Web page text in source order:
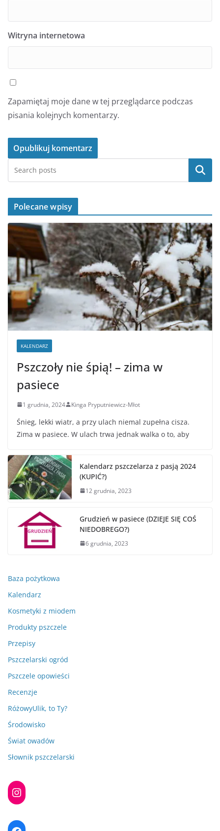
Witryna internetowa
Zapamiętaj moje dane w tej przeglądarce podczas
pisania kolejnych komentarzy.
Szukaj
Polecane wpisy
KALENDARZ
Pszczoły nie śpią! – zima w
pasiece
1 grudnia, 2024 Kinga Pryputniewicz-Młot
Śnieg, lekki wiatr, a przy ulach niemal zupełna cisza.
Zima w pasiece. W ulach trwa jednak walka o to, aby
Kalendarz pszczelarza z pasją 2024
(KUPIĆ?)
12 grudnia, 2023
Grudzień w pasiece (DZIEJE SIĘ COŚ
NIEDOBREGO?)
6 grudnia, 2023
Baza pożytkowa
Kalendarz
Kosmetyki z miodem
Produkty pszczele
Przepisy
Pszczelarski ogród
Pszczele opowieści
Recenzje
RóżowyUlik, to Ty?
Środowisko
Świat owadów
Słownik pszczelarski
Instagram